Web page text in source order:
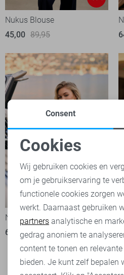
Nukus Blouse
45,00 89,95
-50%
Nukus Blouse
60,00 119,95
Filter
Noodzakelijke cookies
Personalisatie cookies
Analytische cookies
Marketing cookies
Consent
Cookies
Wij gebruiken cookies en
om je gebruikservaring te
functionele cookies zorgen
werkt. Daarnaast gebruiken
partners analytische en
gedrag anoniem te
content te tonen en
bieden. Je kunt zelf bepalen